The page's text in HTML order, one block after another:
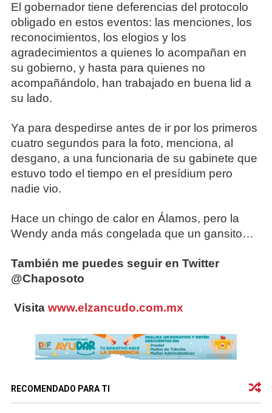
El gobernador tiene deferencias del protocolo
obligado en estos eventos: las menciones, los
reconocimientos, los elogios y los
agradecimientos a quienes lo acompañan en
su gobierno, y hasta para quienes no
acompañándolo, han trabajado en buena lid a
su lado.
Ya para despedirse antes de ir por los primeros
cuatro segundos para la foto, menciona, al
desgano, a una funcionaria de su gabinete que
estuvo todo el tiempo en el presídium pero
nadie vio.
Hace un chingo de calor en Álamos, pero la
Wendy anda más congelada que un gansito…
También me puedes seguir en Twitter
@Chaposoto
Visita www.elzancudo.com.mx
RECOMENDADO PARA TI